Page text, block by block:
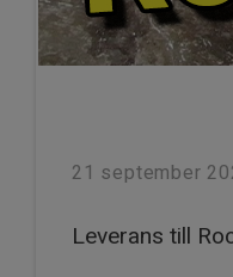
21 september
Leverans till